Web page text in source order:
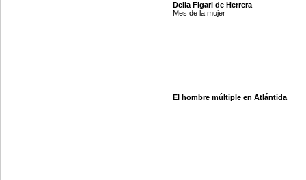
Delia Figari de Herrera
Mes de la mujer
El hombre múltiple en Atlántida